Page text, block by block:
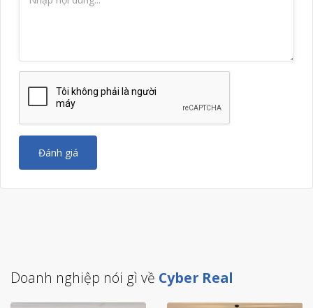
Đánh giá
Doanh nghiệp nói gì về Cyber Real